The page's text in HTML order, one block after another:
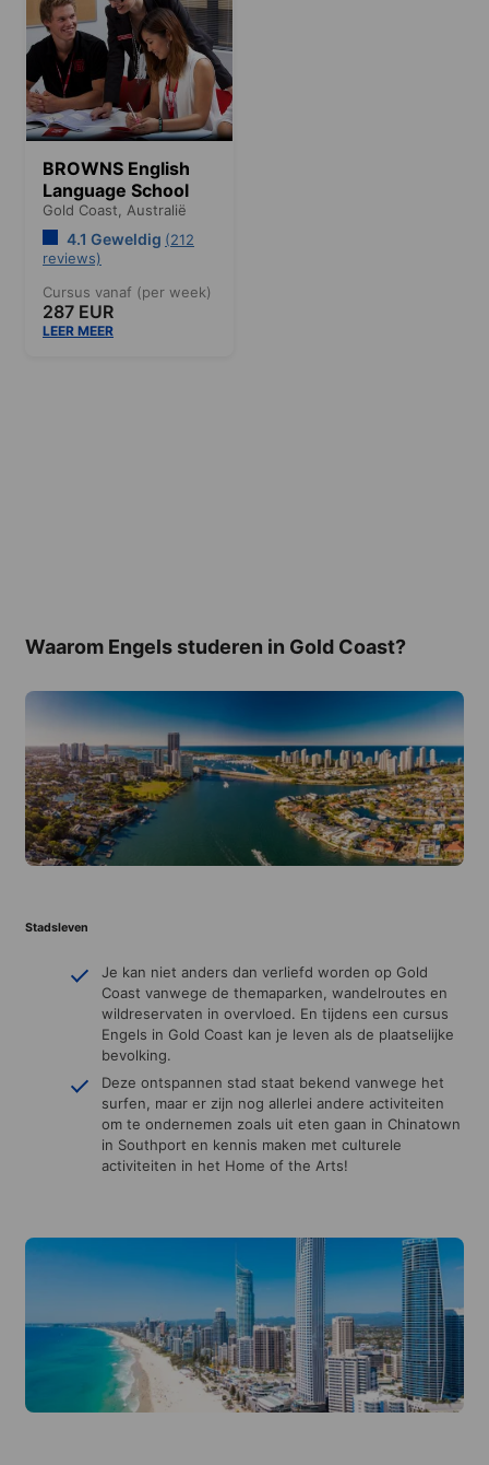
BROWNS English
Language School
Gold Coast, Australië
4.1 Geweldig (212
reviews)
Cursus vanaf (per week)
287 EUR
LEER MEER
Waarom Engels studeren in Gold Coast?
Stadsleven
Je kan niet anders dan verliefd worden op Gold
Coast vanwege de themaparken, wandelroutes en
wildreservaten in overvloed. En tijdens een cursus
Engels in Gold Coast kan je leven als de plaatselijke
bevolking.
Deze ontspannen stad staat bekend vanwege het
surfen, maar er zijn nog allerlei andere activiteiten
om te ondernemen zoals uit eten gaan in Chinatown
in Southport en kennis maken met culturele
activiteiten in het Home of the Arts!